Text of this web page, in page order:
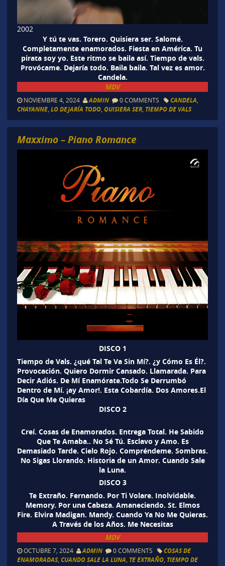
2002
Y tú te vas. Torero. Quisiera ser. Salomé.
Completamente enamorados. Fiesta en América. Tu
pirata soy yo. Este ritmo se baila así. Tiempo de vals.
Provócame. Dejaría todo. Baila baila. Tal vez es amor.
Candela.
MDV
NOVIEMBRE 4, 2024 ADMIN 0 COMMENTS CANDELA
CHAYANNE, LO DEJARÍA TODO, QUISIERA SER, TIEMPO DE VALS
Maxximo – Piano Romance
DISCO 1
Tiempo de Vals. ¿qué Tal Te Va Sin Mí?. ¿y Cómo Es Él?.
Provocación. Quiero Dormir Cansado. Llamarada. Para
Decir Adiós. De Mí Enamórate.Todo Se Derrumbó
Dentro de Mí. ¡ay Amor!. Esta Cobardía. Dos Amores.El
Día Que Me Quieras
DISCO 2
Creí. Cosas de Enamorados. Entrega Total. He Sabido
Que Te Amaba.. No Sé Tú. Esclavo y Amo. Es
Demasiado Tarde. Cielo Rojo. Compréndeme. Sombras.
No Sigas Llorando. Historia de un Amor. Cuando Sale
la Luna.
DISCO 3
Te Extraño. Fernando. Por Ti Volare. Inolvidable.
Memory. Por una Cabeza. Amaneciendo. St. Elmos
Fire. Elvira Madigan. Mandy. Cuando Ya No Me Quieras.
A Través de los Años. Me Necesitas
MDV
OCTUBRE 7, 2024 ADMIN 0 COMMENTS
COSAS DE
ENAMORADAS, CUANDO SALE LA LUNA TE EXTRAÑO, TIEMPO DE